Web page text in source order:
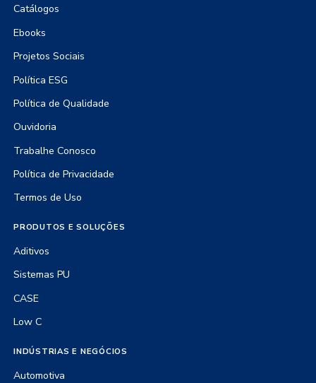
Catálogos
Ebooks
Projetos Sociais
Política ESG
Política de Qualidade
Ouvidoria
Trabalhe Conosco
Política de Privacidade
Termos de Uso
PRODUTOS E SOLUÇÕES
Aditivos
Sistemas PU
CASE
Low C
INDÚSTRIAS E NEGÓCIOS
Automotiva